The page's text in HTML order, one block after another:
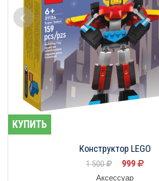
КУПИТЬ
Конструктор LEGO
1 500 999
Аксессуар